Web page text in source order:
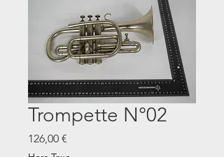
Trompette N°02
126,00 €